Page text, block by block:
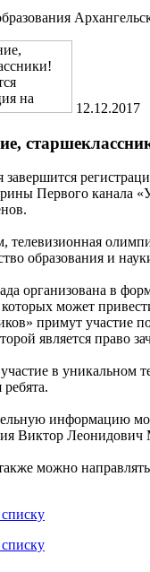
12.12.2017
завершится
Первого канала
образования и
организована в
может
примут участие
является право
в уникальном
информацию
Виктор
можно